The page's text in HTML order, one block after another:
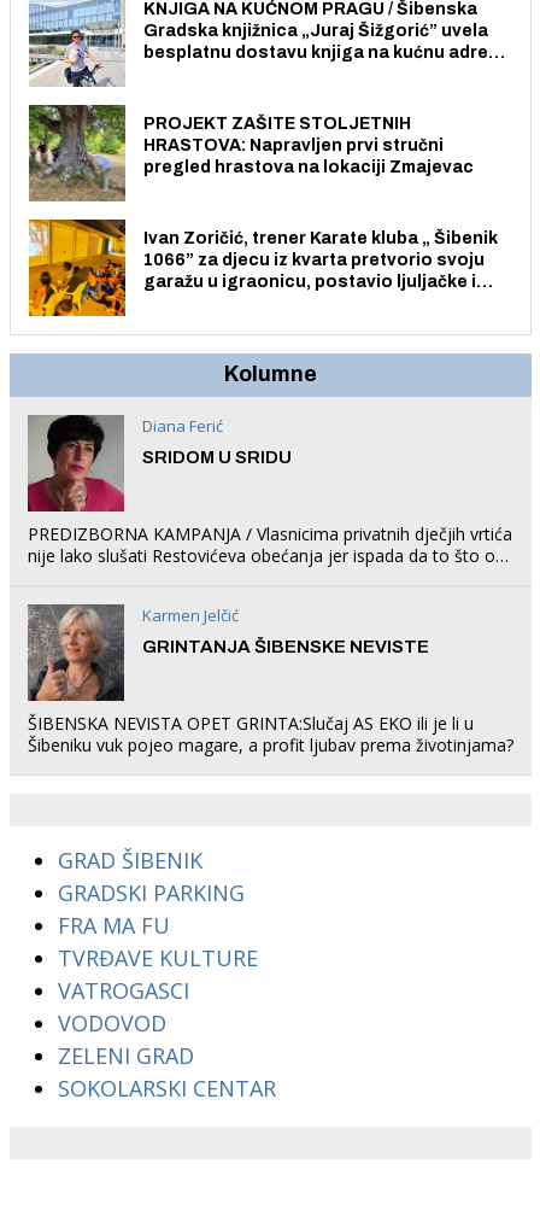
KNJIGA NA KUĆNOM PRAGU / Šibenska
Gradska knjižnica „Juraj Šižgorić” uvela
besplatnu dostavu knjiga na kućnu adresu
PROJEKT ZAŠITE STOLJETNIH
HRASTOVA: Napravljen prvi stručni
pregled hrastova na lokaciji Zmajevac
Ivan Zoričić, trener Karate kluba „ Šibenik
1066” za djecu iz kvarta pretvorio svoju
garažu u igraonicu, postavio ljuljačke i
Kolumne
Diana Ferić
SRIDOM U SRIDU
PREDIZBORNA KAMPANJA / Vlasnicima privatnih dječjih vrtića
nije lako slušati Restovićeva obećanja jer ispada da to što oni
Karmen Jelčić
GRINTANJA ŠIBENSKE NEVISTE
ŠIBENSKA NEVISTA OPET GRINTA:Slučaj AS EKO ili je li u
Šibeniku vuk pojeo magare, a profit ljubav prema životinjama?
GRAD ŠIBENIK
GRADSKI PARKING
FRA MA FU
TVRĐAVE KULTURE
VATROGASCI
VODOVOD
ZELENI GRAD
SOKOLARSKI CENTAR